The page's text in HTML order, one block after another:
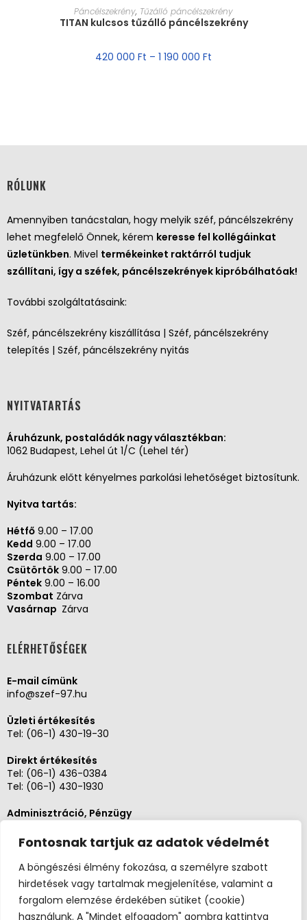
Fontosnak tartjuk az adatok védelmét
A böngészési élmény fokozása, a személyre szabott
hirdetések vagy tartalmak megjelenítése, valamint a
forgalom elemzése érdekében sütiket (cookie)
használunk. A "Mindet elfogadom" gombra kattintva
MÉRET VÁLASZTÁSA
Páncélszekrény, Tűzálló páncélszekrény
TITAN kulcsos tűzálló páncélszekrény
420 000 Ft – 1 190 000 Ft
RÓLUNK
Amennyiben tanácstalan, hogy melyik széf, páncélszekrény
lehet megfelelő Önnek, kérem keresse fel kollégáinkat
üzletünkben. Mivel termékeinket raktárról tudjuk
szállítani, így a széfek, páncélszekrények kipróbálhatóak!
További szolgáltatásaink:
Széf, páncélszekrény kiszállítása | Széf, páncélszekrény
telepítés | Széf, páncélszekrény nyitás
NYITVATARTÁS
Áruházunk, postaládák nagy választékban:
1062 Budapest, Lehel út 1/C (Lehel tér)
Áruházunk előtt kényelmes parkolási lehetőséget biztosítunk.
Nyitva tartás:
Hétfő 9.00 – 17.00
Kedd 9.00 – 17.00
Szerda 9.00 – 17.00
Csütörtök 9.00 – 17.00
Péntek 9.00 – 16.00
Szombat Zárva
Vasárnap Zárva
ELÉRHETŐSÉGEK
E-mail címünk
info@szef-97.hu
Üzleti értékesítés
Tel: (06-1) 430-19-30
Direkt értékesítés
Tel: (06-1) 436-0384
Tel: (06-1) 430-1930
Adminisztráció, Pénzügy
Szerviz és karbantartás
Tel: (06-20)3268654
Tel: (06-1) 436-0384